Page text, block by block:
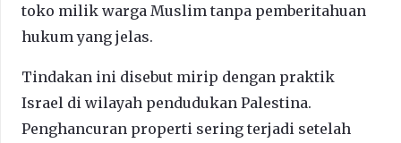
toko milik warga Muslim tanpa pemberitahuan
hukum yang jelas.
Tindakan ini disebut mirip dengan praktik
Israel di wilayah pendudukan Palestina.
Penghancuran properti sering terjadi setelah